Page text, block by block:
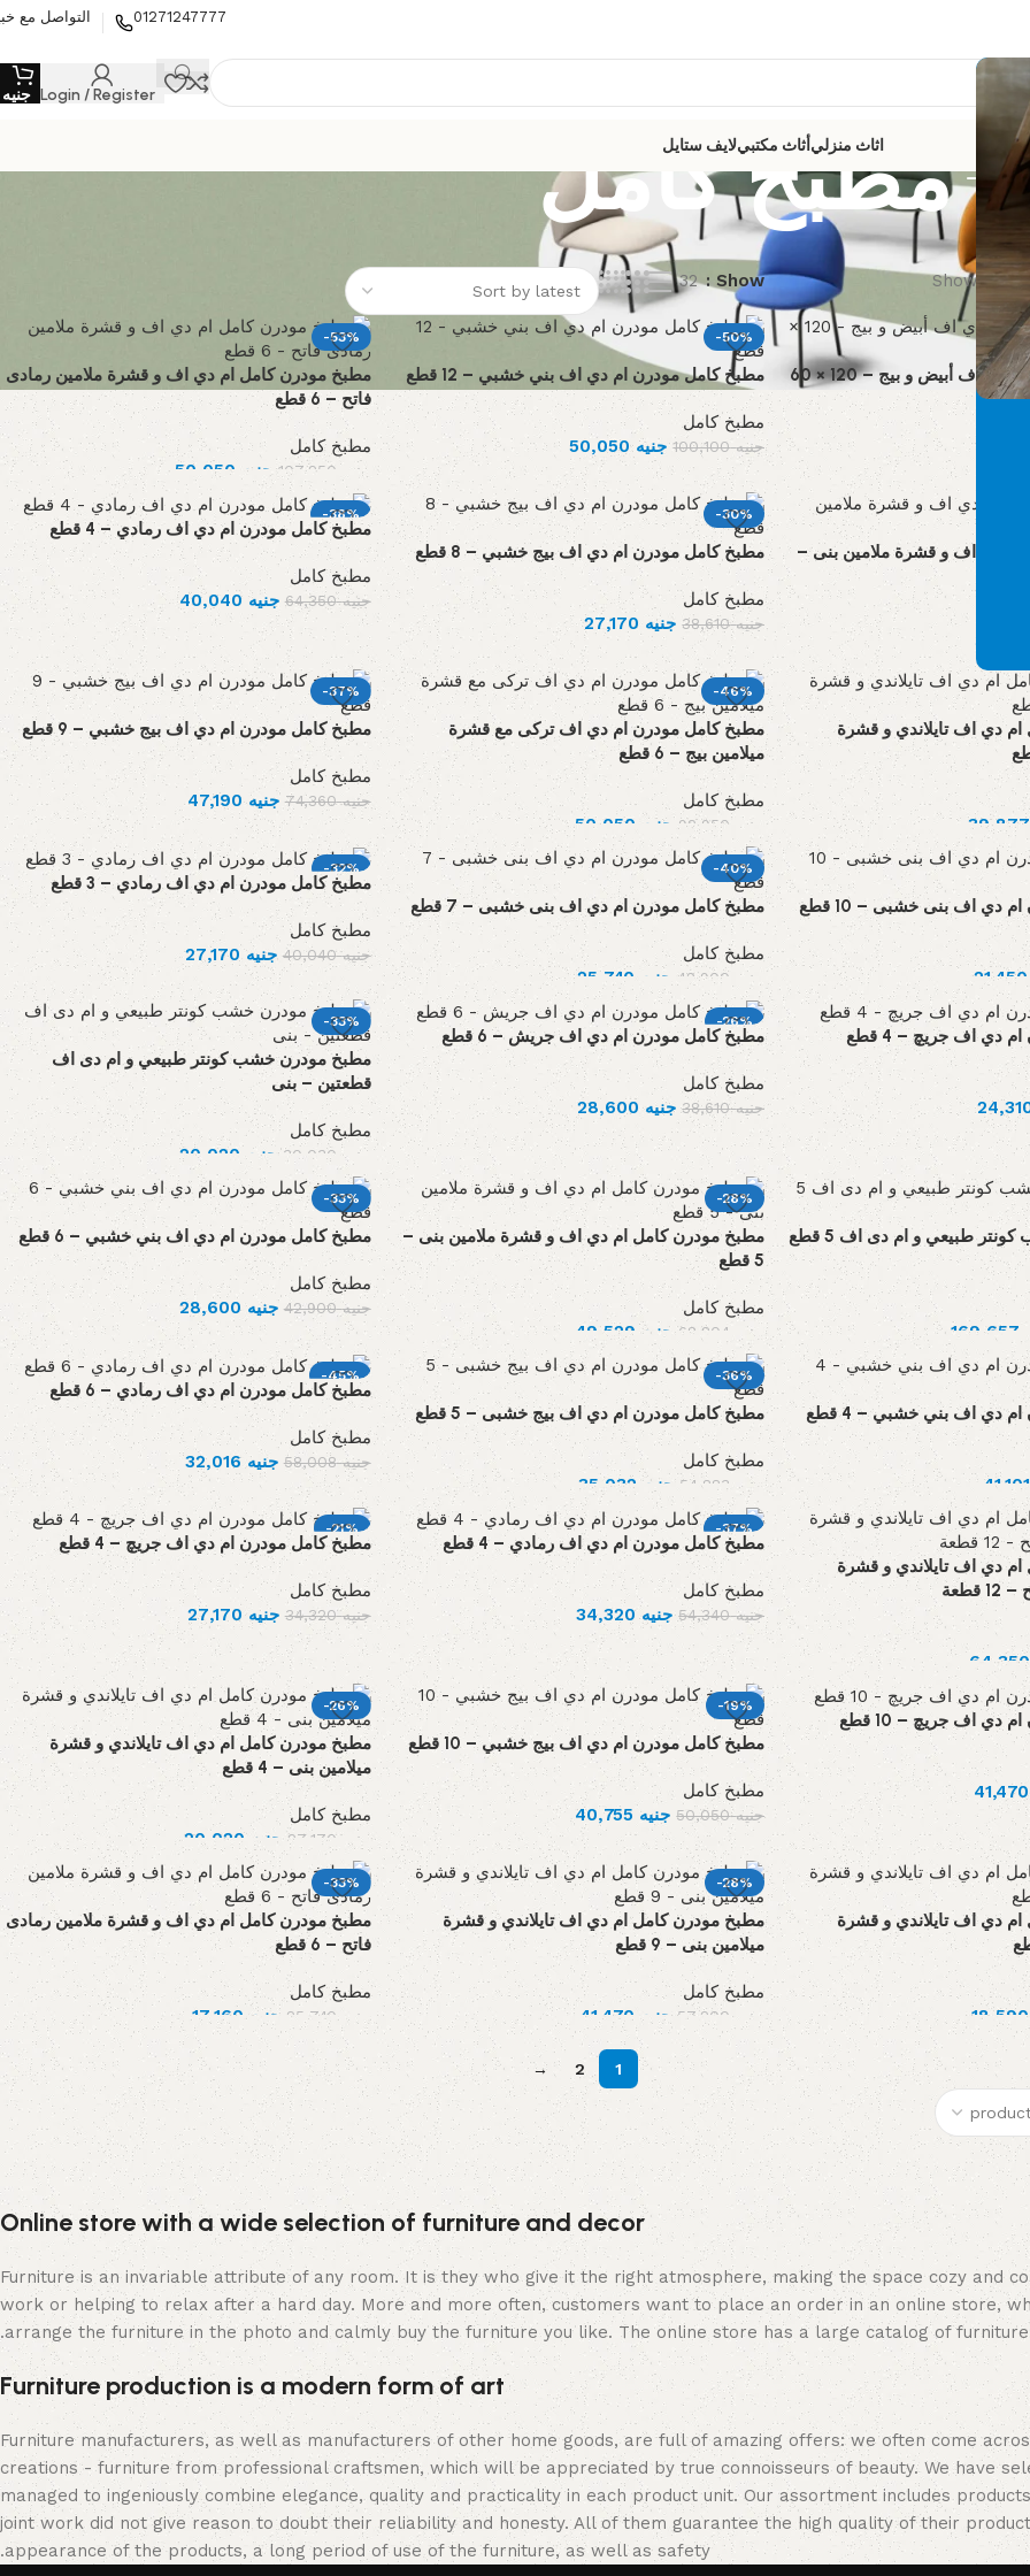
01271247777 التواصل مع
Login / Register جنيه
اثاث منزلي أثاث مكتبيلايف ستايل
مطبخ كامل
Showing
Show
32
مطبخ كامل خشب ام دي اف أبيض و بيج – 120 × 60
-50%
مطبخ كامل مودرن ام دي اف بني خشبي – 12 قطع
مطبخ كامل
جنيه100,100 جنيه50,050
-53%
مطبخ مودرن كامل ام دي اف و قشرة ملامين رمادى
فاتح – 6 قطع
مطبخ كامل
جنيه 107,250 جنيه
ام دي اف و قشرة ملامين بنى –
-30%
مطبخ كامل مودرن ام دي اف بيج خشبي – 8 قطع
مطبخ كامل
جنيه38,610 جنيه
-38%
مطبخ كامل مودرن ام دي اف رمادي – 4 قطع
مطبخ كامل
جنيه64,350 جنيه 40,040
دي اف تايلاندي و قشرة
-46%
مطبخ كامل مودرن ام دي اف تركى مع قشرة
ميلامين بيج – 6 قطع
مطبخ كامل
جنيه جنيه
-37%
مطبخ كامل مودرن ام دي اف بيج خشبي – 9 قطع
مطبخ كامل
جنيه74,360 جنيه 47,190
دي اف بنى خشبى – 10 قطع
-40%
مطبخ كامل مودرن ام دي اف بنى خشبى – 7 قطع
مطبخ كامل
جنيه جنيه
-32%
مطبخ كامل مودرن ام دي اف رمادي – 3 قطع
مطبخ كامل
جنيه40,040 جنيه27,170
دي اف جريچ – 4 قطع
-26%
مطبخ كامل مودرن ام دي اف جريش – 6 قطع
مطبخ كامل
جنيه38,610 جنيه28,600
-33%
مطبخ مودرن خشب كونتر طبيعي و ام دى اف
قطعتين – بنى
مطبخ كامل
جنيه جنيه
مطبخ مودرن خشب كونتر طبيعي و ام دى اف 5 قطع
-28%
مطبخ مودرن كامل ام دي اف و قشرة ملامين بنى –
5 قطع
مطبخ كامل
جنيه جنيه49,529
-33%
مطبخ كامل مودرن ام دي اف بني خشبي – 6 قطع
مطبخ كامل
جنيه42,900 جنيه28,600
دي اف بني خشبي – 4 قطع
-36%
مطبخ كامل مودرن ام دي اف بيج خشبى – 5 قطع
مطبخ كامل
جنيه جنيه35,032
-45%
مطبخ كامل مودرن ام دي اف رمادي – 6 قطع
مطبخ كامل
جنيه58,008 جنيه 32,016
دي اف تايلاندي و قشرة
-37%
مطبخ كامل مودرن ام دي اف رمادي – 4 قطع
مطبخ كامل
جنيه54,340 جنيه34,320
-21%
مطبخ كامل مودرن ام دي اف جريچ – 4 قطع
مطبخ كامل
جنيه34,320 جنيه27,170
اف جريچ – 10 قطع
-19%
مطبخ كامل مودرن ام دي اف بيج خشبي – 10 قطع
مطبخ كامل
جنيه50,050 جنيه
-26%
مطبخ مودرن كامل ام دي اف تايلاندي و قشرة
ميلامين بنى – 4 قطع
مطبخ كامل
جنيه27,170 جنيه 20,020
دي اف تايلاندي و قشرة
-28%
مطبخ مودرن كامل ام دي اف تايلاندي و قشرة
ميلامين بنى – 9 قطع
مطبخ كامل
جنيه 57,200 جنيه
-33%
مطبخ مودرن كامل ام دي اف و قشرة ملامين رمادى
فاتح – 6 قطع
مطبخ كامل
جنيه 25,740 جنيه 17,160
1
2
→
Online store with a wide selection of furniture and decor
Furniture is an invariable attribute of any room. It is they who give it the right atmosphere, making the space cozy and
work or helping to relax after a hard day. More and more often, customers want to place an order in an online store,
arrange the furniture in the photo and calmly buy the furniture you like. The online store has a large catalog of
Furniture production is a modern form of art
Furniture manufacturers, as well as manufacturers of other home goods, are full of amazing offers: we often come
creations - furniture from professional craftsmen, which will be appreciated by true connoisseurs of beauty. We have
managed to ingeniously combine elegance, quality and practicality in each product unit. Our assortment includes
joint work did not give reason to doubt their reliability and honesty. All of them guarantee the high quality of their
appearance of the products, a long period of use of the furniture, as well as safety.